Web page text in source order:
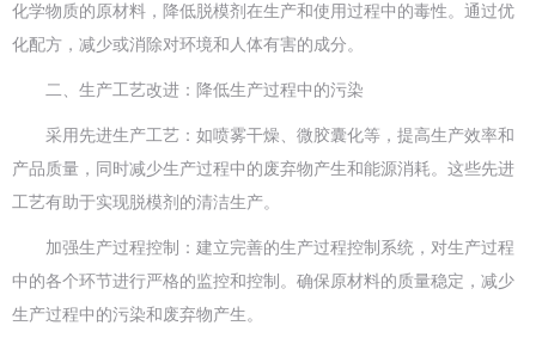
化学物质的原材料，降低脱模剂在生产和使用过程中的毒性。通过优
化配方，减少或消除对环境和人体有害的成分。
二、生产工艺改进：降低生产过程中的污染
采用先进生产工艺：如喷雾干燥、微胶囊化等，提高生产效率和
产品质量，同时减少生产过程中的废弃物产生和能源消耗。这些先进
工艺有助于实现脱模剂的清洁生产。
加强生产过程控制：建立完善的生产过程控制系统，对生产过程
中的各个环节进行严格的监控和控制。确保原材料的质量稳定，减少
生产过程中的污染和废弃物产生。